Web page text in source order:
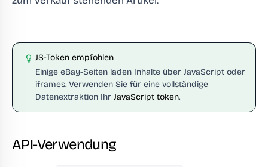
JS-Token empfohlen
Einige eBay-Seiten laden Inhalte über JavaScript oder
iframes. Verwenden Sie für eine vollständige
Datenextraktion Ihr JavaScript token.
API-Verwendung